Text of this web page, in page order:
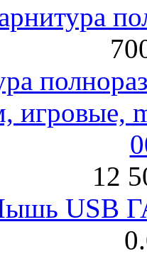
игровые,
12
USB